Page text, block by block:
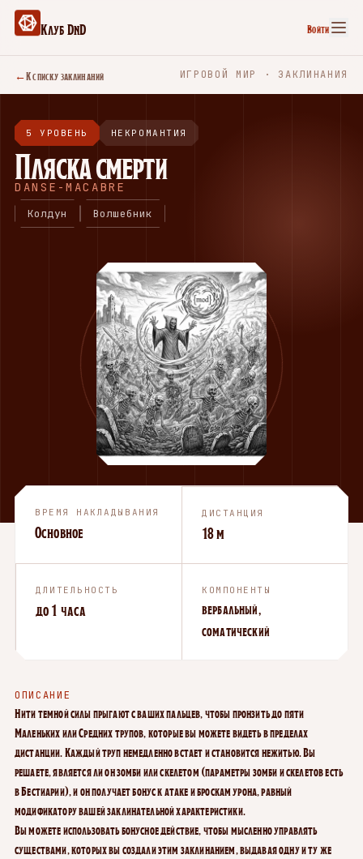
Клуб DnD Войти
←К списку заклинаний ИГРОВОЙ МИР · ЗАКЛИНАНИЯ
5 УРОВЕНЬ НЕКРОМАНТИЯ
Пляска смерти
DANSE-MACABRE
Колдун Волшебник
ВРЕМЯ НАКЛАДЫВАНИЯ
Основное
ДИСТАНЦИЯ
18 м
ДЛИТЕЛЬНОСТЬ
до 1 часа
КОМПОНЕНТЫ
вербальный,
соматический
ОПИСАНИЕ
Нити темной силы прыгают с ваших пальцев, чтобы пронзить до пяти
Маленьких или Средних трупов, которые вы можете видеть в пределах
дистанции. Каждый труп немедленно встает и становится нежитью. Вы
решаете, является ли он зомби или скелетом (параметры зомби и скелетов есть
в Бестиарии), и он получает бонус к атаке и броскам урона, равный
модификатору вашей заклинательной характеристики.
Вы можете использовать бонусное действие, чтобы мысленно управлять
существами, которых вы создали этим заклинанием, выдавая одну и ту же